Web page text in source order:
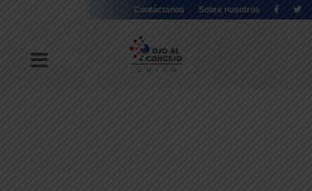
Contáctanos Sobre nosotros